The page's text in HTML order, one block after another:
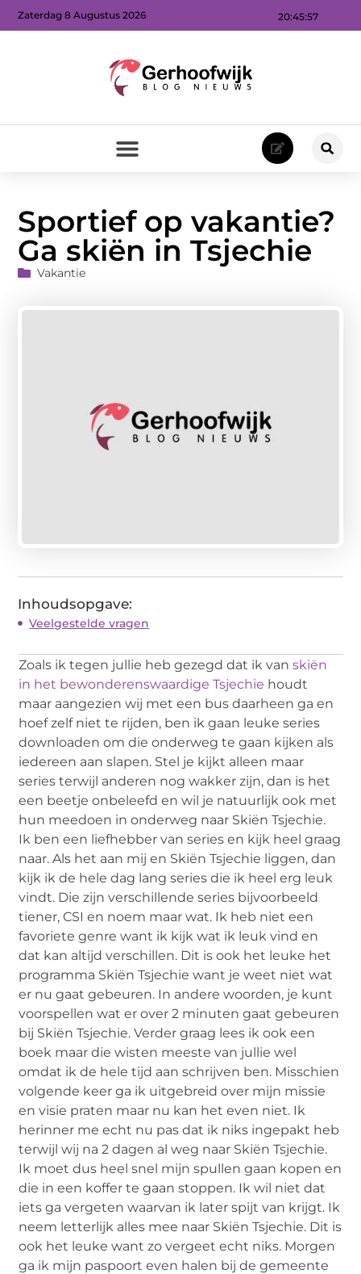
20:45:58
Zaterdag 8 Augustus 2026
Sportief op vakantie?
Ga skiën in Tsjechie
Vakantie
Inhoudsopgave:
Veelgestelde vragen
Zoals ik tegen jullie heb gezegd dat ik vanskiën
in het bewonderenswaardige Tsjechie houdt
maar aangezien wij met een bus daarheen ga en
hoef zelf niet te rijden, ben ik gaan leuke series
downloaden om die onderweg te gaan kijken als
iedereen aan slapen. Stel je kijkt alleen maar
series terwijl anderen nog wakker zijn, dan is het
een beetje onbeleefd en wil je natuurlijk ook met
hun meedoen in onderweg naar Skiën Tsjechie.
Ik ben een liefhebber van series en kijk heel graag
naar. Als het aan mij en Skiën Tsjechie liggen, dan
kijk ik de hele dag lang series die ik heel erg leuk
vindt. Die zijn verschillende series bijvoorbeeld
tiener, CSI en noem maar wat. Ik heb niet een
favoriete genre want ik kijk wat ik leuk vind en
dat kan altijd verschillen. Dit is ook het leuke het
programma Skiën Tsjechie want je weet niet wat
er nu gaat gebeuren. In andere woorden, je kunt
voorspellen wat er over 2 minuten gaat gebeuren
bij Skiën Tsjechie. Verder graag lees ik ook een
boek maar die wisten meeste van jullie wel
omdat ik de hele tijd aan schrijven ben. Misschien
volgende keer ga ik uitgebreid over mijn missie
en visie praten maar nu kan het even niet. Ik
herinner me echt nu pas dat ik niks ingepakt heb
terwijl wij na 2 dagen al weg naar Skiën Tsjechie.
Ik moet dus heel snel mijn spullen gaan kopen en
die in een koffer te gaan stoppen. Ik wil niet dat
iets ga vergeten waarvan ik later spijt van krijgt. Ik
neem letterlijk alles mee naar Skiën Tsjechie. Dit is
ook het leuke want zo vergeet echt niks. Morgen
ga ik mijn paspoort even halen bij de gemeente